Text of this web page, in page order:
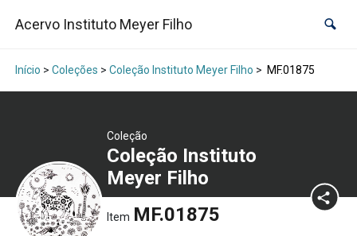
Acervo Instituto Meyer Filho
Início > Coleções > Coleção Instituto Meyer Filho > MF.01875
Coleção
Coleção Instituto
Meyer Filho
Item MF.01875